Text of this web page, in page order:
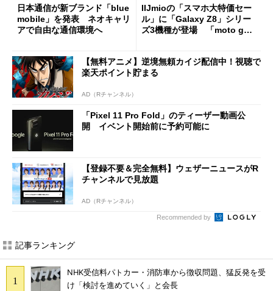
日本通信が新ブランド「blue
mobile」を発表 ネオキャリ
アで自由な通信環境へ
IIJmioの「スマホ大特価セー
ル」に「Galaxy Z8」シリー
ズ3機種が登場 「moto g37
【無料アニメ】逆境無頼カイジ配信中！視聴で
楽天ポイント貯まる
AD（Rチャンネル）
「Pixel 11 Pro Fold」のティーザー動画公
開 イベント開始前に予約可能に
【登録不要＆完全無料】ウェザーニュースがR
チャンネルで見放題
AD（Rチャンネル）
Recommended by
記事ランキング
NHK受信料パトカー・消防車から徴収問題、猛反発を受
け「検討を進めていく」と会長